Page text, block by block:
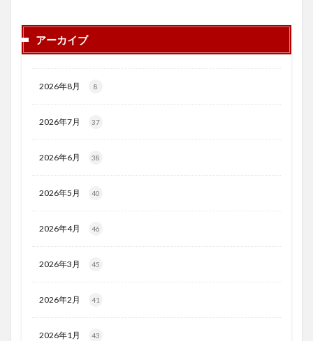
アーカイブ
2026年8月 8
2026年7月 37
2026年6月 38
2026年5月 40
2026年4月 46
2026年3月 45
2026年2月 41
2026年1月 43